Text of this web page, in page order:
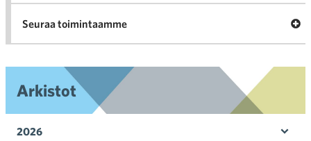
Seuraa toimintaamme
Arkistot
2026